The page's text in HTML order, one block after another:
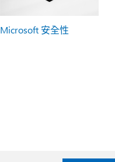
Microsoft 安全性